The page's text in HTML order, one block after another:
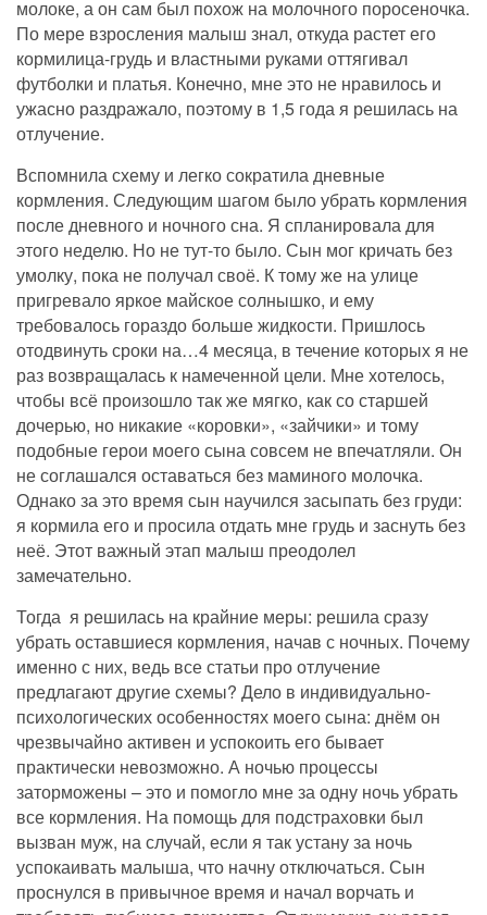
молоке, а он сам был похож на молочного поросеночка.
По мере взросления малыш знал, откуда растет его
кормилица-грудь и властными руками оттягивал
футболки и платья. Конечно, мне это не нравилось и
ужасно раздражало, поэтому в 1,5 года я решилась на
отлучение.
Вспомнила схему и легко сократила дневные
кормления. Следующим шагом было убрать кормления
после дневного и ночного сна. Я спланировала для
этого неделю. Но не тут-то было. Сын мог кричать без
умолку, пока не получал своё. К тому же на улице
пригревало яркое майское солнышко, и ему
требовалось гораздо больше жидкости. Пришлось
отодвинуть сроки на…4 месяца, в течение которых я не
раз возвращалась к намеченной цели. Мне хотелось,
чтобы всё произошло так же мягко, как со старшей
дочерью, но никакие «коровки», «зайчики» и тому
подобные герои моего сына совсем не впечатляли. Он
не соглашался оставаться без маминого молочка.
Однако за это время сын научился засыпать без груди:
я кормила его и просила отдать мне грудь и заснуть без
неё. Этот важный этап малыш преодолел
замечательно.
Тогда я решилась на крайние меры: решила сразу
убрать оставшиеся кормления, начав с ночных. Почему
именно с них, ведь все статьи про отлучение
предлагают другие схемы? Дело в индивидуально-
психологических особенностях моего сына: днём он
чрезвычайно активен и успокоить его бывает
практически невозможно. А ночью процессы
заторможены – это и помогло мне за одну ночь убрать
все кормления. На помощь для подстраховки был
вызван муж, на случай, если я так устану за ночь
успокаивать малыша, что начну отключаться. Сын
проснулся в привычное время и начал ворчать и